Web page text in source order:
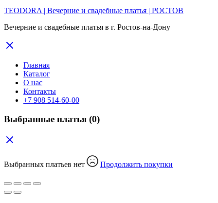
TEODORA | Вечерние и свадебные платья | РОСТОВ
Вечерние и свадебные платья в г. Ростов-на-Дону
Главная
Каталог
О нас
Контакты
+7 908 514-60-00
Выбранные платья (0)
Выбранных платьев нет Продолжить покупки